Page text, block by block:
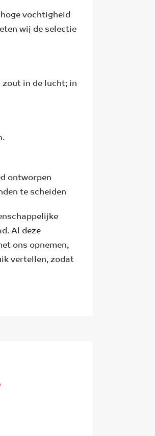
vochtigheid
wij de selectie
in de lucht; in
ontworpen
te scheiden
Al deze
ons opnemen,
vertellen, zodat